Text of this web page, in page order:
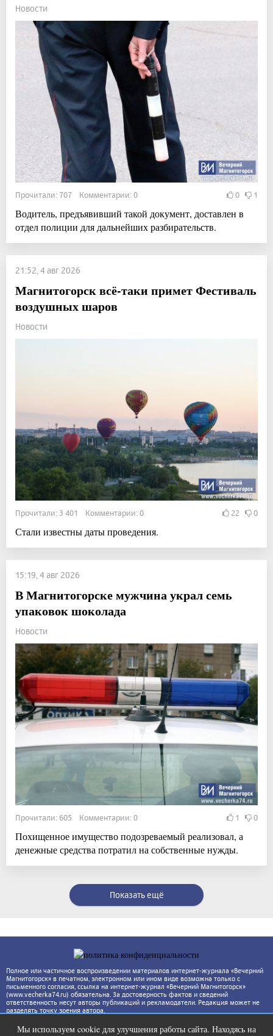
Новости
Прочитали: 707 Комментарии: 0 0 1
Водитель, предъявивший такой документ, доставлен в
отдел полиции для дальнейших разбирательств.
21:52, 4 авг 2026
Магнитогорск всё-таки примет Фестиваль
воздушных шаров
Новости
Прочитали: 3 401 Комментарии: 0 22 0
Стали известны даты проведения.
15:19, 4 авг 2026
В Магнитогорске мужчина украл семь
упаковок шоколада
Новости
Прочитали: 605 Комментарии: 0 1 0
Похищенное имущество подозреваемый реализовал, а
денежные средства потратил на собственные нужды.
Показать ещё
Полное или частичное воспроизведении материалов интернет-журнала «Вечерний
Магнитогорск» в печатном, электронном или ином виде возможна только с
письменного согласия, ссылка на интернет-журнал «Вечерний Магнитогорск»
(www.vecherka74.ru) обязательна. За достоверность фактов и сведений
ответственность несут авторы публикаций и рекламодатели. Редакция может не
разделять точку зрения автора.
Мы используем cookie для улучшения работы сайта. Находясь на